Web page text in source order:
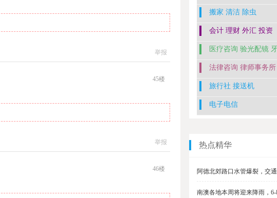
举报
45楼
举报
46楼
搬家 清洁 除虫
会计 理财 外汇 投资
医疗咨询 验光配镜
法律咨询 律师事务所
旅行社 接送机
电子电信
热点精华
阿德北郊路口水管爆裂，交通
南澳各地本周将迎来降雨，6-